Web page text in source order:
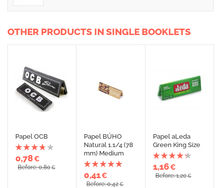
OTHER PRODUCTS IN SINGLE BOOKLETS
Papel OCB
0,78€
Before: 0,80€
Papel BÚHO
Natural 1.1/4 (78
mm) Medium
0,41€
Before: 0,42€
Papel aLeda
Green King Size
1,16€
Before: 1,20€